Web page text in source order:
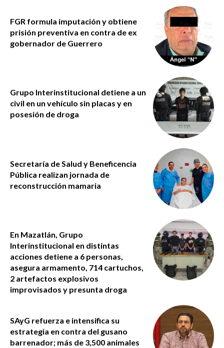
FGR formula imputación y obtiene
prisión preventiva en contra de ex
gobernador de Guerrero
Grupo Interinstitucional detiene a un
civil en un vehículo sin placas y en
posesión de droga
Secretaría de Salud y Beneficencia
Pública realizan jornada de
reconstrucción mamaria
En Mazatlán, Grupo
Interinstitucional en distintas
acciones detiene a 6 personas,
asegura armamento, 714 cartuchos,
2 artefactos explosivos
improvisados y presunta droga
SAyG refuerza e intensifica su
estrategia en contra del gusano
barrenador; más de 3,500 animales